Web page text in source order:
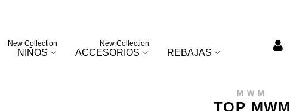
NIÑOS
New Collection
ACCESORIOS
New Collection
REBAJAS
MWM
TOP MWM